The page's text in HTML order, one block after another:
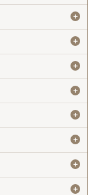
＋
＋
＋
＋
＋
＋
＋
＋